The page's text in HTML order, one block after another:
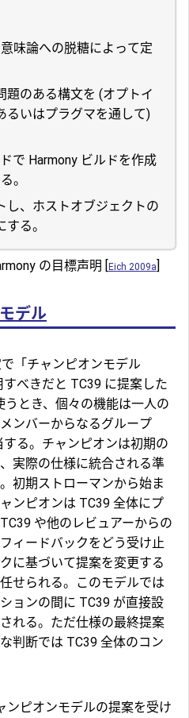
味論への脱糖によって定
題のある構文を (オプトイ
るいはプラグマを通して)
で Harmony ビルドを作成
。
し、ホストオブジェクトの
る。
の目標声明 [Eich 2009a]
デル
「チャンピオンモデル
べきだと TC39 に提案した
とき、個々の機能は一人の
ンバーからなるグループ
する。チャンピオンは初期の
実際の仕様に統合される準
初期ストローマンから始ま
ンピオンは TC39 全体にプ
や他のレビュアーからの
ィードバックをどう受け止
に基づいて提案を変更する
せられる。このモデルでは
ョンの間に TC39 が直接設
れる。ただ仕様の最終提案
判断では TC39 全体のコン
ンピオンモデルの提案を受け